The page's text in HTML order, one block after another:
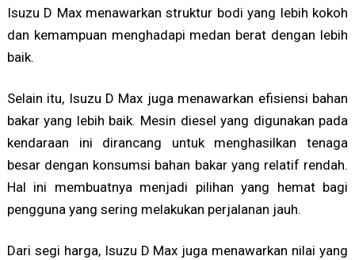
Isuzu D Max menawarkan struktur bodi yang lebih kokoh
dan kemampuan menghadapi medan berat dengan lebih
baik.
Selain itu, Isuzu D Max juga menawarkan efisiensi bahan
bakar yang lebih baik. Mesin diesel yang digunakan pada
kendaraan ini dirancang untuk menghasilkan tenaga
besar dengan konsumsi bahan bakar yang relatif rendah.
Hal ini membuatnya menjadi pilihan yang hemat bagi
pengguna yang sering melakukan perjalanan jauh.
Dari segi harga, Isuzu D Max juga menawarkan nilai yang